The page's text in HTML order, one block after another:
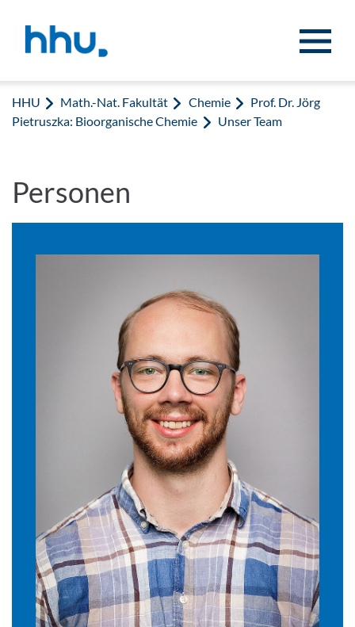
HHU Math.-Nat. Fakultät Chemie
Prof. Dr. Jörg
Pietruszka: Bioorganische Chemie
Unser Team
Personen